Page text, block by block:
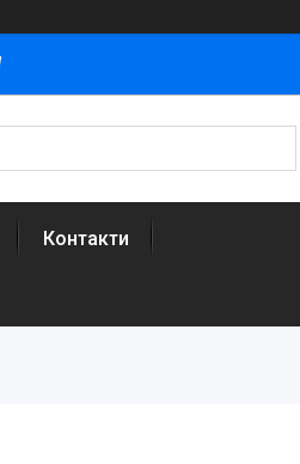
Контакти